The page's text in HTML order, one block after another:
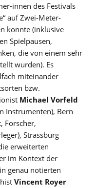
innen des Festivals
auf Zwei-Meter-
konnte (inklusive
Spielpausen,
die von einem sehr
wurden). Es
miteinander
bzw.
Michael Vorfeld
Instrumenten), Bern
Forscher,
Strassburg
erweiterten
im Kontext der
genau notierten
Vincent Royer